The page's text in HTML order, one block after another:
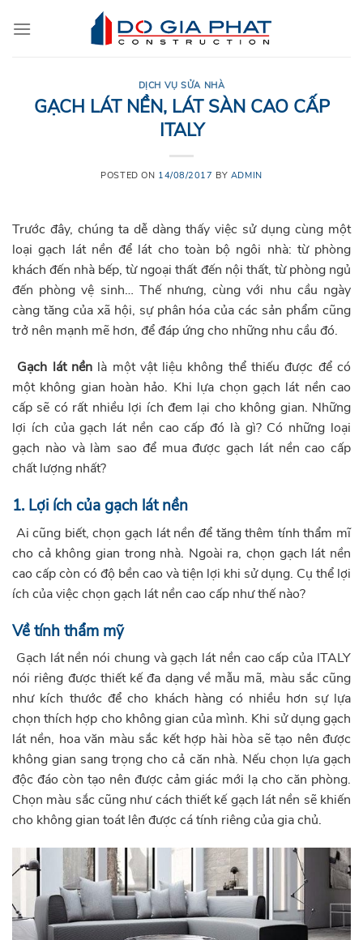
DỊCH VỤ SỬA NHÀ
GẠCH LÁT NỀN, LÁT SÀN CAO CẤP
ITALY
POSTED ON 14/08/2017 BY ADMIN
Trước đây, chúng ta dễ dàng thấy việc sử dụng cùng một
loại gạch lát nền để lát cho toàn bộ ngôi nhà: từ phòng
khách đến nhà bếp, từ ngoại thất đến nội thất, từ phòng ngủ
đến phòng vệ sinh… Thế nhưng, cùng với nhu cầu ngày
càng tăng của xã hội, sự phân hóa của các sản phẩm cũng
trở nên mạnh mẽ hơn, để đáp ứng cho những nhu cầu đó.
Gạch lát nềnlà một vật liệu không thể thiếu được để có
một không gian hoàn hảo. Khi lựa chọn gạch lát nền cao
cấp sẽ có rất nhiều lợi ích đem lại cho không gian. Những
lợi ích của gạch lát nền cao cấp đó là gì? Có những loại
gạch nào và làm sao để mua được gạch lát nền cao cấp
chất lượng nhất?
1. Lợi ích của gạch lát nền
Ai cũng biết, chọn gạch lát nền để tăng thêm tính thẩm mĩ
cho cả không gian trong nhà. Ngoài ra, chọn gạch lát nền
cao cấp còn có độ bền cao và tiện lợi khi sử dụng. Cụ thể lợi
ích của việc chọn gạch lát nền cao cấp như thế nào?
Về tính thẩm mỹ
Gạch lát nền nói chung và gạch lát nền cao cấp của ITALY
nói riêng được thiết kế đa dạng về mẫu mã, màu sắc cũng
như kích thước để cho khách hàng có nhiều hơn sự lựa
chọn thích hợp cho không gian của mình. Khi sử dụng gạch
lát nền, hoa văn màu sắc kết hợp hài hòa sẽ tạo nên được
không gian sang trọng cho cả căn nhà. Nếu chọn lựa gạch
độc đáo còn tạo nên được cảm giác mới lạ cho căn phòng.
Chọn màu sắc cũng như cách thiết kế gạch lát nền sẽ khiến
cho không gian toát lên được cá tính riêng của gia chủ.